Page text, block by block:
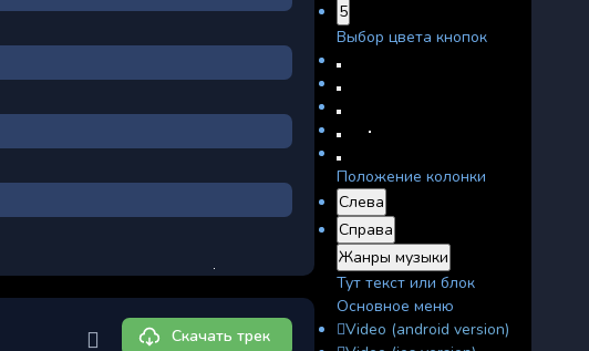
Скачать трек
5
Выбор цвета кнопок
Положение колонки
Слева
Справа
Жанры музыки
Тут текст или блок
Основное меню
Video (android version)